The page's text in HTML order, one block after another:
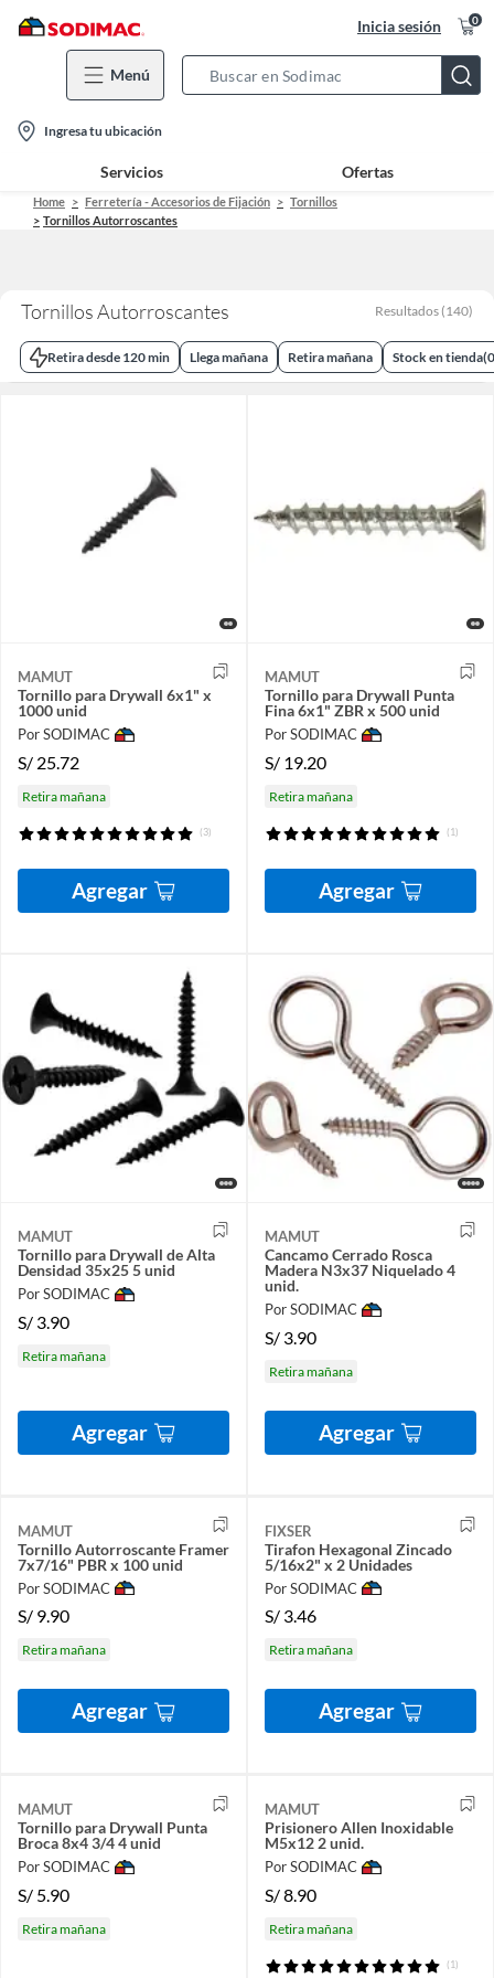
Inicia sesión 0
Menú
Bar
location-
icon
Ingresa tu ubicación
Servicios Ofertas
Home Ferretería - Accesorios de Fijación
Tornillos
Tornillos Autorroscantes
Tornillos Autorroscantes Resultados (140)
Retira desde 120 min Llega mañana Retira mañana Stock en tienda(0
MAMUT
Tornillo para Drywall 6x1" x
1000 unid
Por SODIMAC
S/ 25.72
Retira mañana
(3)
Agregar
MAMUT
Tornillo para Drywall Punta
Fina 6x1" ZBR x 500 unid
Por SODIMAC
S/ 19.20
Retira mañana
(1)
Agregar
MAMUT
Tornillo para Drywall de Alta
Densidad 35x25 5 unid
Por SODIMAC
S/ 3.90
Retira mañana
Agregar
MAMUT
Cancamo Cerrado Rosca
Madera N3x37 Niquelado 4
unid.
Por SODIMAC
S/ 3.90
Retira mañana
Agregar
MAMUT
Tornillo Autorroscante Framer
7x7/16" PBR x 100 unid
Por SODIMAC
S/ 9.90
Retira mañana
Agregar
FIXSER
Tirafon Hexagonal Zincado
5/16x2" x 2 Unidades
Por SODIMAC
S/ 3.46
Retira mañana
Agregar
MAMUT
Tornillo para Drywall Punta
Broca 8x4 3/4 4 unid
Por SODIMAC
S/ 5.90
Retira mañana
MAMUT
Prisionero Allen Inoxidable
M5x12 2 unid.
Por SODIMAC
S/8.90
Retira mañana
(1)